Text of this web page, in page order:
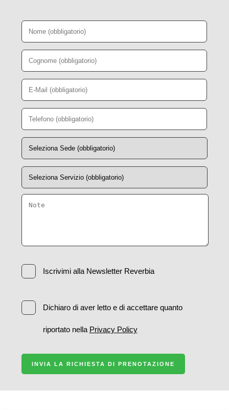
Iscrivimi alla Newsletter Reverbia
Dichiaro di aver letto e di accettare quanto
riportato nella Privacy Policy
INVIA LA RICHIESTA DI PRENOTAZIONE